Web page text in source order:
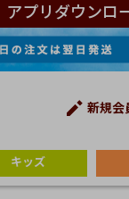
アプリダウンロ
新規会
キッズ